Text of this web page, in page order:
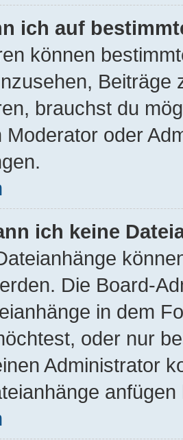
ich auf
können
Beiträge
brauchst du
Moderator oder
ich keine
Die Board-
in dem
oder nur
Administrator
anfügen